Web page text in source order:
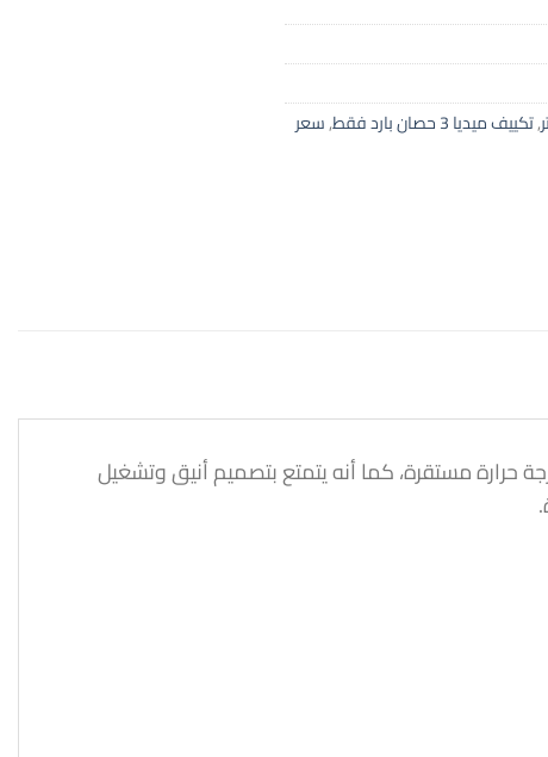
,تكييف ميديا 3 حصان بارد فقط ,سعر
على درجة حرارة مستقرة، كما أنه يتمتع بتصميم أنيق وتشغيل